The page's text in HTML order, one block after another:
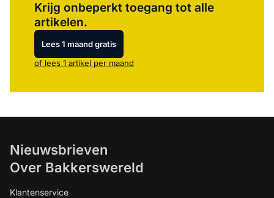
Krijg onbeperkt toegang tot alle
artikelen.
Lees 1 maand gratis
of lees 1 artikel per maand
Nieuwsbrieven
Over Bakkerswereld
Klantenservice